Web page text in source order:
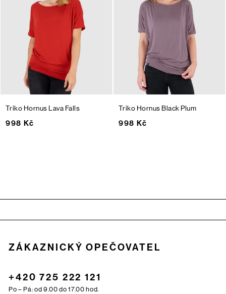
Triko Hornus Lava Falls
998 Kč
Triko Hornus Black Plum
998 Kč
ZÁKAZNICKÝ OPEČOVATEL
+420 725 222 121
Po – Pá: od 9.00 do 17.00 hod.